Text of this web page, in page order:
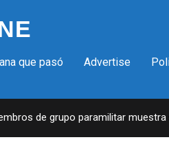
que pasó Advertise
de grupo paramilitar muestra